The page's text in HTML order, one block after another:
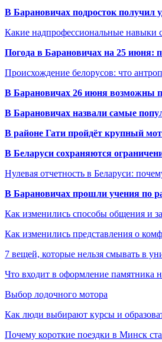
В Барановичах подросток получил
Какие надпрофессиональные навыки
Погода в Барановичах на 25 июня:
Происхождение белорусов: что
В Барановичах 26 июня возможны
В Барановичах назвали самые
В районе Гати пройдёт крупный
В Беларуси сохраняются
Нулевая отчетность в Беларуси:
В Барановичах прошли учения по
Как изменились способы общения и
Как изменились представления о
7 вещей, которые нельзя смывать в
Что входит в оформление памятника
Выбор лодочного мотора
Как люди выбирают курсы и
Почему короткие поездки в Минск